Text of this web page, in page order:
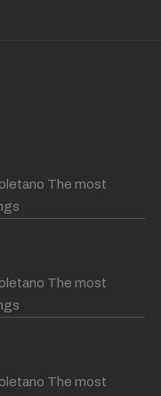
The most
The most
The most